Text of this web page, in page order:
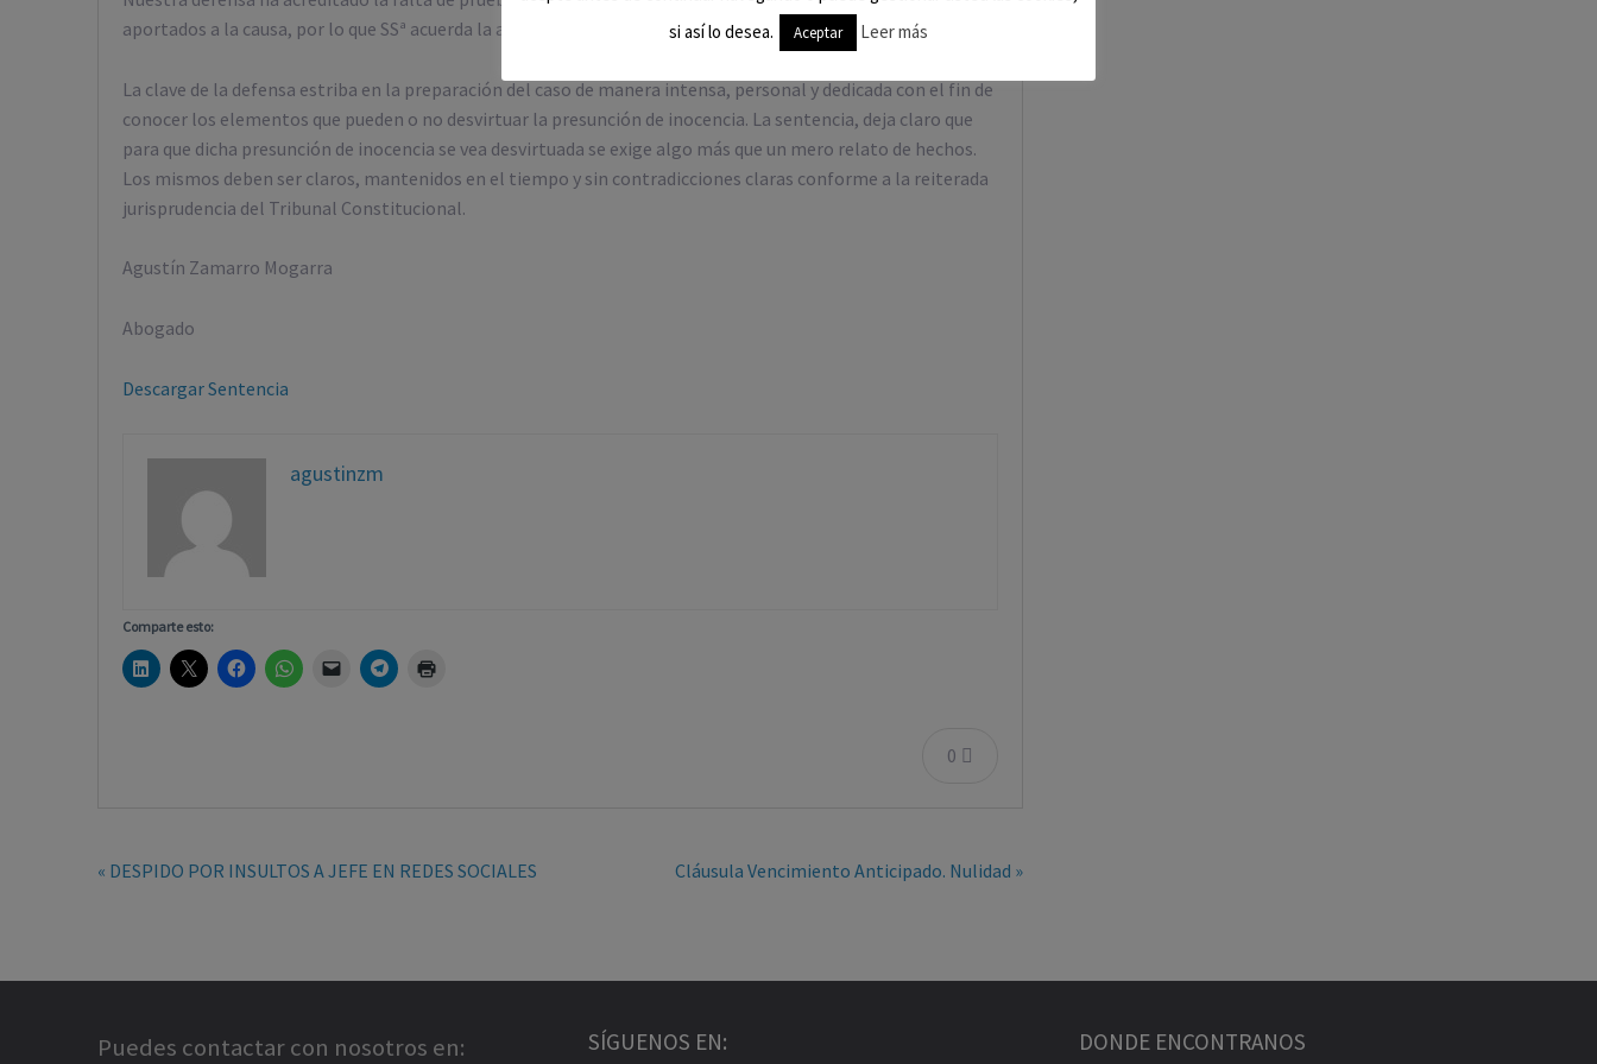
aportados a la causa, por lo que SSª acuerda la absolución de nuestro cliente.
La clave de la defensa estriba en la preparación del caso de manera intensa, personal y dedicada con el fin de
conocer los elementos que pueden o no desvirtuar la presunción de inocencia. La sentencia, deja claro que
para que dicha presunción de inocencia se vea desvirtuada se exige algo más que un mero relato de hechos.
Los mismos deben ser claros, mantenidos en el tiempo y sin contradicciones claras conforme a la reiterada
jurisprudencia del Tribunal Constitucional.
Agustín Zamarro Mogarra
Abogado
Descargar Sentencia
agustinzm
Comparte esto:
0
« DESPIDO POR INSULTOS A JEFE EN REDES SOCIALES Cláusula Vencimiento Anticipado. Nulidad »
Puedes contactar con nosotros en: SÍGUENOS EN: DONDE ENCONTRANOS
si así lo desea.
Aceptar Leer más